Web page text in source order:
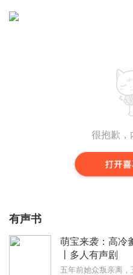
很抱歉，
有声书
萌宝来袭：高冷
丨多人有声剧
五年前她众叛亲离，